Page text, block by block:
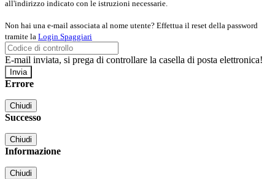
all'indirizzo indicato con le istruzioni necessarie.
Non hai una e-mail associata al nome utente? Effettua il reset della password
tramite la Login Spaggiari
E-mail inviata, si prega di controllare la casella di posta elettronica!
Errore
Chiudi
Successo
Chiudi
Informazione
Chiudi